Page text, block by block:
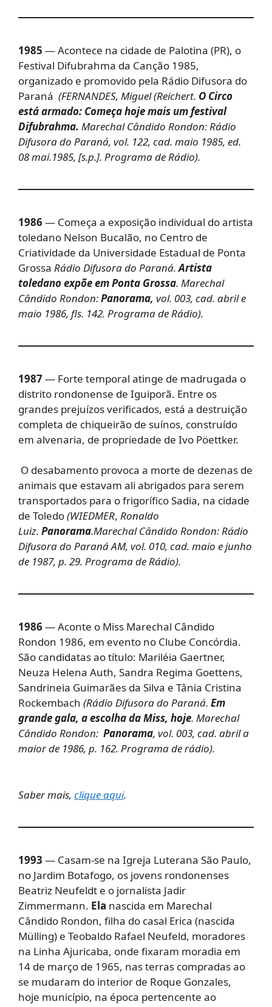
1985 — Acontece na cidade de Palotina (PR), o
Festival Difubrahma da Canção 1985,
organizado e promovido pela Rádio Difusora do
Paraná (FERNANDES, Miguel (Reichert. O Circo
está armado: Começa hoje mais um festival
Difubrahma. Marechal Cândido Rondon: Rádio
Difusora do Paraná, vol. 122, cad. maio 1985, ed.
08 mai.1985, [s.p.]. Programa de Rádio).
1986— Começa a exposição individual do artista
toledano Nelson Bucalão, no Centro de
Criatividade da Universidade Estadual de Ponta
Grossa Rádio Difusora do Paraná.Artista
toledano expõe em Ponta Grossa. Marechal
Cândido Rondon:Panorama, vol. 003, cad. abril e
maio 1986, fls. 142. Programa de Rádio).
1987— Forte temporal atinge de madrugada o
distrito rondonense de Iguiporã. Entre os
grandes prejuízos verificados, está a destruição
completa de chiqueirão de suínos, construído
em alvenaria, de propriedade de Ivo Pöettker.
O desabamento provoca a morte de dezenas de
animais que estavam ali abrigados para serem
transportados para o frigorífico Sadia, na cidade
de Toledo(WIEDMER, Ronaldo
Luiz. Panorama.Marechal Cândido Rondon: Rádio
Difusora do Paraná AM, vol. 010, cad. maio e junho
de 1987, p. 29. Programa de Rádio).
1986— Aconte o Miss Marechal Cândido
Rondon 1986, em evento no Clube Concórdia.
São candidatas ao título: Mariléia Gaertner,
Neuza Helena Auth, Sandra Regima Goettens,
Sandrineia Guimarães da Silva e Tânia Cristina
Rockembach (Rádio Difusora do Paraná. Em
grande gala, a escolha da Miss, hoje. Marechal
Cândido Rondon: Panorama, vol. 003, cad. abril a
maior de 1986, p. 162. Programa de rádio).
Saber mais, clique aqui.
1993 — Casam-se na Igreja Luterana São Paulo,
no Jardim Botafogo, os jovens rondonenses
Beatriz Neufeldt e o jornalista Jadir
Zimmermann. Ela nascida em Marechal
Cândido Rondon, filha do casal Erica (nascida
Mülling) e Teobaldo Rafael Neufeld, moradores
na Linha Ajuricaba, onde fixaram moradia em
14 de março de 1965, nas terras compradas ao
se mudaram do interior de Roque Gonzales,
hoje município, na época pertencente ao